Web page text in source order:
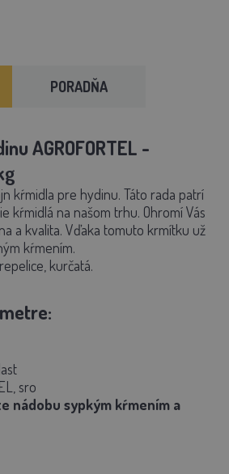
PORADŇA
AGROFORTEL -
kŕmidla pre hydinu. Táto rada patrí
kŕmidlá na našom trhu. Ohromí Vás
a kvalita. Vďaka tomuto krmítku už
kŕmením.
kurčatá.
sro
nádobu sypkým kŕmením a